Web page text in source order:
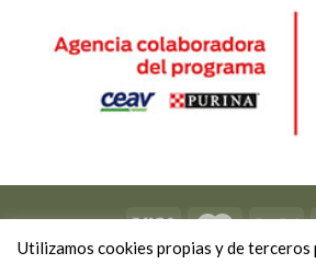
Utilizamos cookies propias y de